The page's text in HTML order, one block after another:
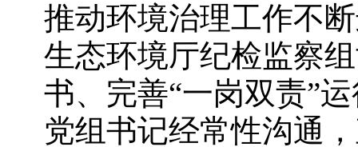
推动环境治理工作不
生态环境厅纪检监察
书、完善“一岗双责”
党组书记经常性沟通